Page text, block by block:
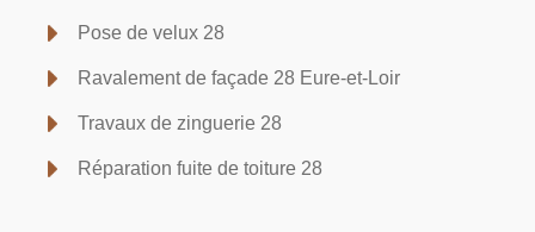
Pose de velux 28
Ravalement de façade 28 Eure-et-Loir
Travaux de zinguerie 28
Réparation fuite de toiture 28